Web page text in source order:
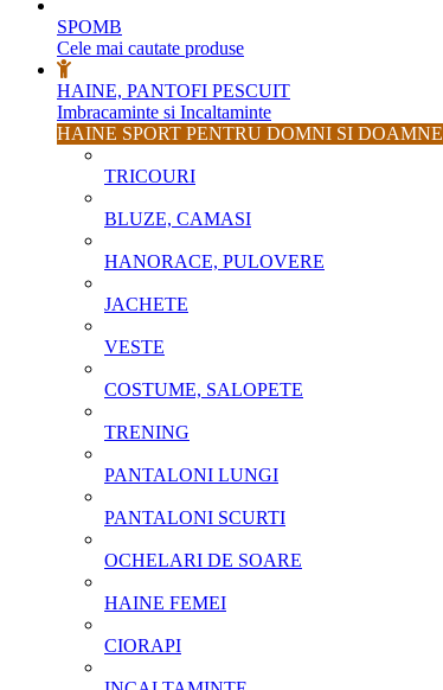
SPOMB
Cele mai cautate produse
HAINE, PANTOFI PESCUIT
Imbracaminte si Incaltaminte
HAINE SPORT PENTRU DOMNI SI DOAMNE
TRICOURI
BLUZE, CAMASI
HANORACE, PULOVERE
JACHETE
VESTE
COSTUME, SALOPETE
TRENING
PANTALONI LUNGI
PANTALONI SCURTI
OCHELARI DE SOARE
HAINE FEMEI
CIORAPI